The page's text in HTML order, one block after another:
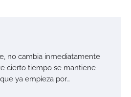
no cambia inmediatamente
cierto tiempo se mantiene
ya empieza por…